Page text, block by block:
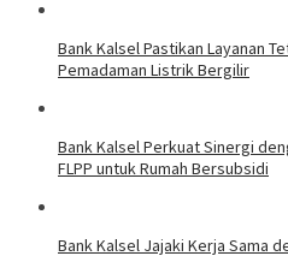
Bank Kalsel Pastikan Layanan
Pemadaman Listrik Bergilir
Bank Kalsel Perkuat Sinergi
FLPP untuk Rumah Bersubsidi
Bank Kalsel Jajaki Kerja Sama